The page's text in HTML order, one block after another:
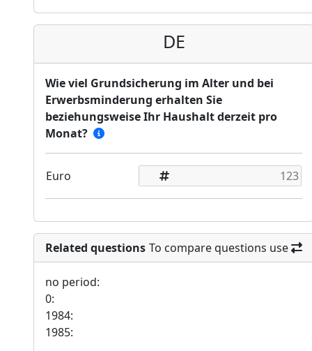
DE
Wie viel Grundsicherung im Alter und bei
Erwerbsminderung erhalten Sie
beziehungsweise Ihr Haushalt derzeit pro
Monat?
Euro
Related questions To compare questions use
no period:
0:
1984:
1985: